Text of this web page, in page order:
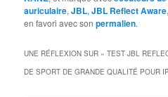
auriculaire,JBL,JBL Reflect Aware,
en favori avec sonpermalien.
UNE RÉFLEXION SUR «TEST JBL
DE SPORT DE GRANDE QUALITÉ POUR